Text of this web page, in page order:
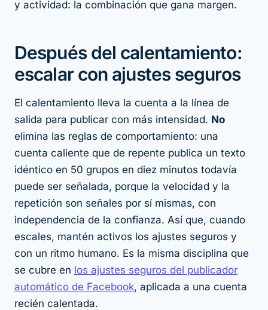
y actividad: la combinación que gana margen.
Después del calentamiento:
escalar con ajustes seguros
El calentamiento lleva la cuenta a la línea de
salida para publicar con más intensidad. No
elimina las reglas de comportamiento: una
cuenta caliente que de repente publica un texto
idéntico en 50 grupos en diez minutos todavía
puede ser señalada, porque la velocidad y la
repetición son señales por sí mismas, con
independencia de la confianza. Así que, cuando
escales, mantén activos los ajustes seguros y
con un ritmo humano. Es la misma disciplina que
se cubre en los ajustes seguros del publicador
automático de Facebook, aplicada a una cuenta
recién calentada.